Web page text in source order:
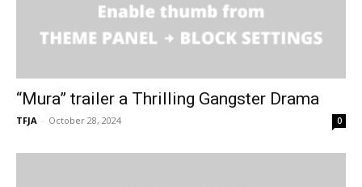
“Mura” trailer a Thrilling Gangster Drama
TFJA - October 28, 2024 0